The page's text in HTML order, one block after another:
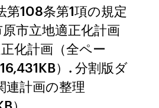
第108条第1項の規定
市立地適正化計画
化計画（全ペー
）. 分割版ダ
連計画の整理